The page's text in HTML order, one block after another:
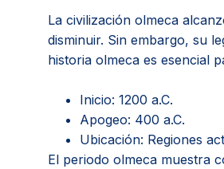
La civilización olmeca
disminuir. Sin embargo, su
historia olmeca es esencial
Inicio: 1200 a.C.
Apogeo: 400 a.C.
Ubicación: Regiones
El periodo olmeca muestra